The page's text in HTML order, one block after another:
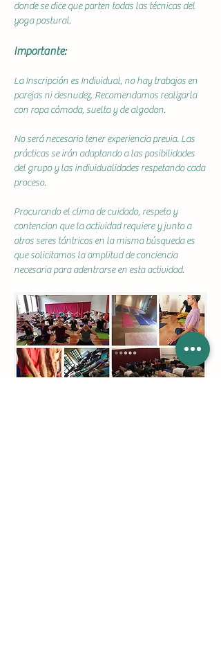
donde se dice que parten todas las técnicas del
yoga postural.
Importante:
La Inscripción es Individual, no hay trabajos en
parejas ni desnudez. Recomendamos realizarla
con ropa cómoda, suelta y de algodon.
No será necesario tener experiencia previa. Las
prácticas se irán adaptando a las posibilidades
del grupo y las individualidades respetando cada
proceso.
Procurando el clima de cuidado, respeto y
contencion que la actividad requiere y junto a
otros seres tántricos en la misma búsqueda es
que solicitamos la amplitud de conciencia
necesaria para adentrarse en esta actividad.